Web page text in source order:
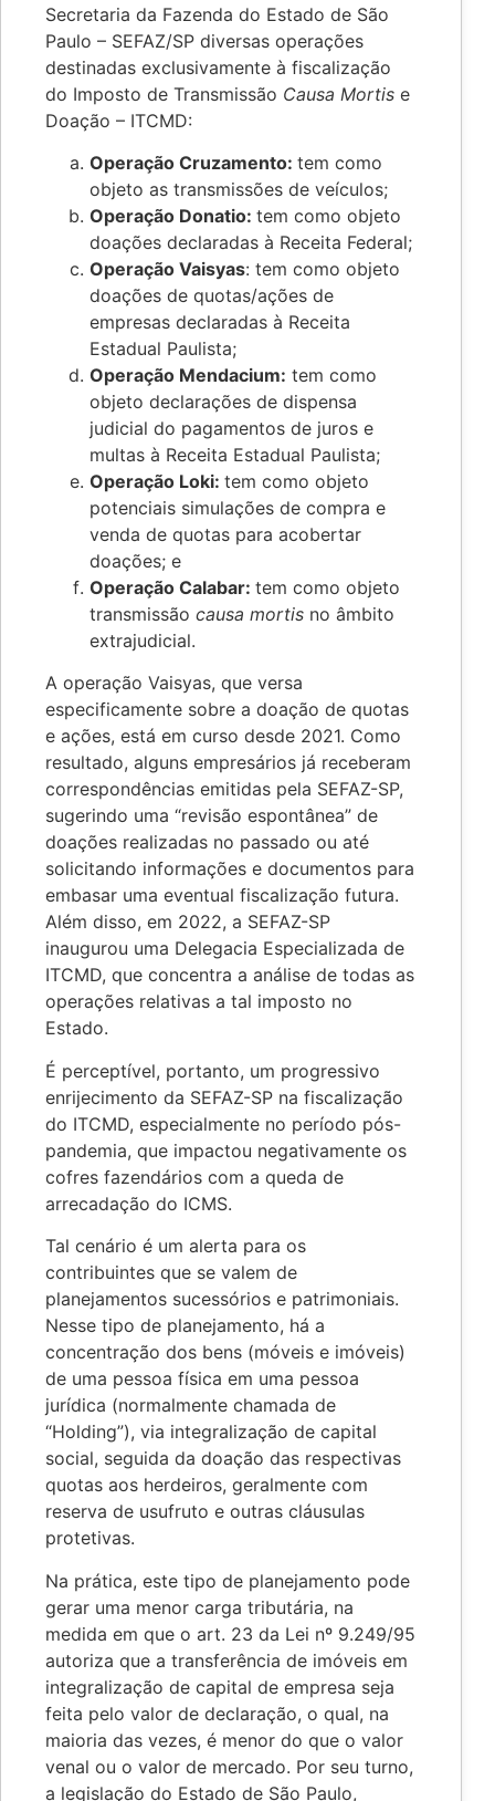
Secretaria da Fazenda do Estado de São
Paulo – SEFAZ/SP diversas operações
destinadas exclusivamente à fiscalização
do Imposto de Transmissão Causa Mortis e
Doação – ITCMD:
Operação Cruzamento: tem como
objeto as transmissões de veículos;
Operação Donatio: tem como objeto
doações declaradas à Receita Federal;
Operação Vaisyas: tem como objeto
doações de quotas/ações de
empresas declaradas à Receita
Estadual Paulista;
Operação Mendacium: tem como
objeto declarações de dispensa
judicial do pagamentos de juros e
multas à Receita Estadual Paulista;
Operação Loki: tem como objeto
potenciais simulações de compra e
venda de quotas para acobertar
doações; e
Operação Calabar: tem como objeto
transmissão causa mortis no âmbito
extrajudicial.
A operação Vaisyas, que versa
especificamente sobre a doação de quotas
e ações, está em curso desde 2021. Como
resultado, alguns empresários já receberam
correspondências emitidas pela SEFAZ-SP,
sugerindo uma “revisão espontânea” de
doações realizadas no passado ou até
solicitando informações e documentos para
embasar uma eventual fiscalização futura.
Além disso, em 2022, a SEFAZ-SP
inaugurou uma Delegacia Especializada de
ITCMD, que concentra a análise de todas as
operações relativas a tal imposto no
Estado.
É perceptível, portanto, um progressivo
enrijecimento da SEFAZ-SP na fiscalização
do ITCMD, especialmente no período pós-
pandemia, que impactou negativamente os
cofres fazendários com a queda de
arrecadação do ICMS.
Tal cenário é um alerta para os
contribuintes que se valem de
planejamentos sucessórios e patrimoniais.
Nesse tipo de planejamento, há a
concentração dos bens (móveis e imóveis)
de uma pessoa física em uma pessoa
jurídica (normalmente chamada de
“Holding”), via integralização de capital
social, seguida da doação das respectivas
quotas aos herdeiros, geralmente com
reserva de usufruto e outras cláusulas
protetivas.
Na prática, este tipo de planejamento pode
gerar uma menor carga tributária, na
medida em que o art. 23 da Lei nº 9.249/95
autoriza que a transferência de imóveis em
integralização de capital de empresa seja
feita pelo valor de declaração, o qual, na
maioria das vezes, é menor do que o valor
venal ou o valor de mercado. Por seu turno,
a legislação do Estado de São Paulo,